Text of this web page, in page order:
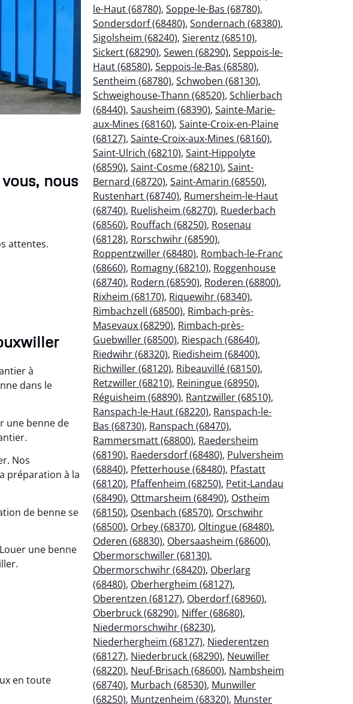
nous
attentes.
à
dans le
une benne de
Nos
préparation à la
de benne se
une benne
en toute
le-Haut (68780), Soppe-le-Bas (68780),
Sondersdorf (68480), Sondernach (68380),
Sigolsheim (68240), Sierentz (68510),
Sickert (68290), Sewen (68290), Seppois-le-
Haut (68580), Seppois-le-Bas (68580),
Sentheim (68780), Schwoben (68130),
Schweighouse-Thann (68520), Schlierbach
(68440), Sausheim (68390), Sainte-Marie-
aux-Mines (68160), Sainte-Croix-en-Plaine
(68127), Sainte-Croix-aux-Mines (68160),
Saint-Ulrich (68210), Saint-Hippolyte
(68590), Saint-Cosme (68210), Saint-
Bernard (68720), Saint-Amarin (68550),
Rustenhart (68740), Rumersheim-le-Haut
(68740), Ruelisheim (68270), Ruederbach
(68560), Rouffach (68250), Rosenau
(68128), Rorschwihr (68590),
Roppentzwiller (68480), Rombach-le-Franc
(68660), Romagny (68210), Roggenhouse
(68740), Rodern (68590), Roderen (68800),
Rixheim (68170), Riquewihr (68340),
Rimbachzell (68500), Rimbach-près-
Masevaux (68290), Rimbach-près-
Guebwiller (68500), Riespach (68640),
Riedwihr (68320), Riedisheim (68400),
Richwiller (68120), Ribeauvillé (68150),
Retzwiller (68210), Reiningue (68950),
Réguisheim (68890), Rantzwiller (68510),
Ranspach-le-Haut (68220), Ranspach-le-
Bas (68730), Ranspach (68470),
Rammersmatt (68800), Raedersheim
(68190), Raedersdorf (68480), Pulversheim
(68840), Pfetterhouse (68480), Pfastatt
(68120), Pfaffenheim (68250), Petit-Landau
(68490), Ottmarsheim (68490), Ostheim
(68150), Osenbach (68570), Orschwihr
(68500), Orbey (68370), Oltingue (68480),
Oderen (68830), Obersaasheim (68600),
Obermorschwiller (68130),
Obermorschwihr (68420), Oberlarg
(68480), Oberhergheim (68127),
Oberentzen (68127), Oberdorf (68960),
Oberbruck (68290), Niffer (68680),
Niedermorschwihr (68230),
Niederhergheim (68127), Niederentzen
(68127), Niederbruck (68290), Neuwiller
(68220), Neuf-Brisach (68600), Nambsheim
(68740), Murbach (68530), Munwiller
(68250), Muntzenheim (68320), Munster